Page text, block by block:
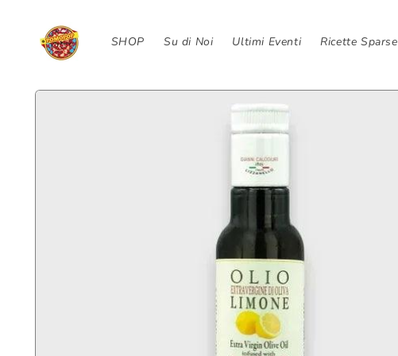
content
SHOP Su di Noi Ultimi Eventi Ricette Sparse
Skip to